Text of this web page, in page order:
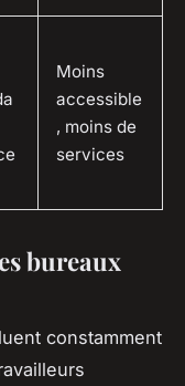
Moins
accessible
, moins de
services
bureaux
constamment